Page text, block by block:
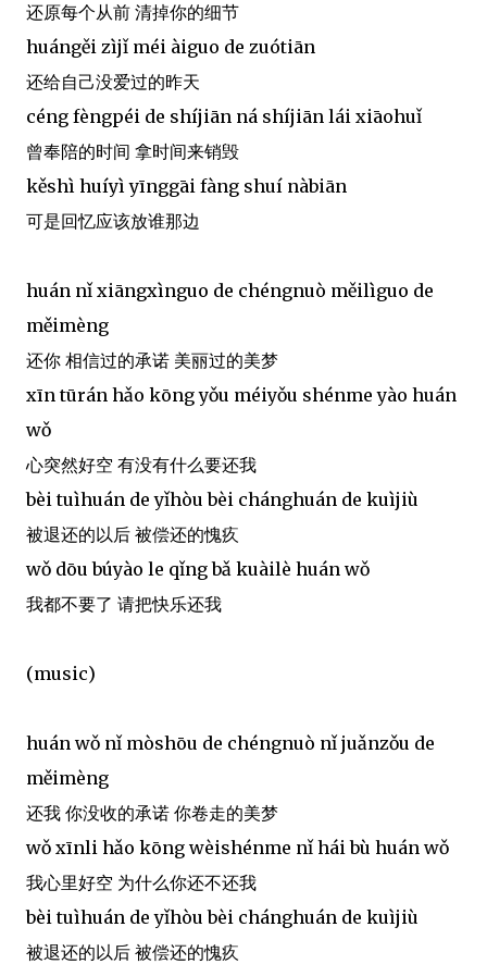
还原每个从前 清掉你的细节
huángěi zìjǐ méi àiguo de zuótiān
还给自己没爱过的昨天
céng fèngpéi de shíjiān ná shíjiān lái xiāohuǐ
曾奉陪的时间 拿时间来销毁
kěshì huíyì yīnggāi fàng shuí nàbiān
可是回忆应该放谁那边
huán nǐ xiāngxìnguo de chéngnuò měilìguo de
měimèng
还你 相信过的承诺 美丽过的美梦
xīn tūrán hǎo kōng yǒu méiyǒu shénme yào huán
wǒ
心突然好空 有没有什么要还我
bèi tuìhuán de yǐhòu bèi chánghuán de kuìjiù
被退还的以后 被偿还的愧疚
wǒ dōu búyào le qǐng bǎ kuàilè huán wǒ
我都不要了 请把快乐还我
(music)
huán wǒ nǐ mòshōu de chéngnuò nǐ juǎnzǒu de
měimèng
还我 你没收的承诺 你卷走的美梦
wǒ xīnli hǎo kōng wèishénme nǐ hái bù huán wǒ
我心里好空 为什么你还不还我
bèi tuìhuán de yǐhòu bèi chánghuán de kuìjiù
被退还的以后 被偿还的愧疚